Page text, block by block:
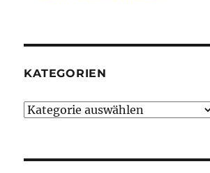
KATEGORIEN
Kategorien